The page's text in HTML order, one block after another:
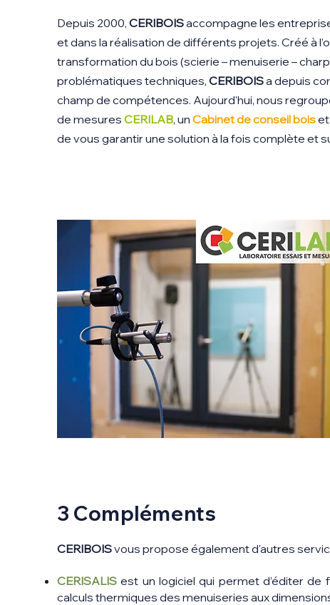
Depuis 2000, CERIBOISaccompagne les
et dans la réalisation de différents projets. Créé à
transformation du bois (scierie – menuiserie –
problématiques techniques, CERIBOISa depuis
champ de compétences. Aujourd'hui, nous
de mesures CERILAB, un Cabinet de conseil boiset
de vous garantir une solution à la fois complète et
3 Compléments
CERIBOISvous propose également d'autres
CERISALIS est un logiciel qui permet d’éditer
calculs thermiques des menuiseries aux